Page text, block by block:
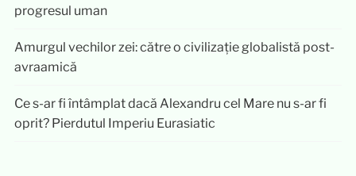
progresul uman
Amurgul vechilor zei: către o civilizație globalistă post-
avraamică
Ce s-ar fi întâmplat dacă Alexandru cel Mare nu s-ar fi
oprit? Pierdutul Imperiu Eurasiatic